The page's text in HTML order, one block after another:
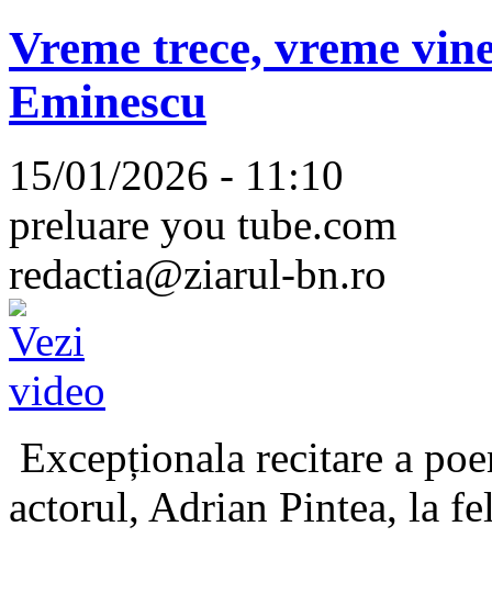
Vreme trece, vreme
Eminescu
15/01/2026 - 11:10
preluare you tube.com
redactia@ziarul-bn.ro
Excepționala recitare a
actorul, Adrian Pintea, la